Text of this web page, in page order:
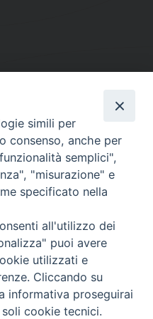
DI ALBANO
- Fax.: 06.9323844
Ore: 9:00 - 13:00
Ore 9:30 - 12:30
di Albano
2021
simili per
consenso, anche per
semplici",
"misurazione" e
specificato nella
all'utilizzo dei
puoi avere
utilizzati e
Cliccando su
informativa proseguirai
cookie tecnici.